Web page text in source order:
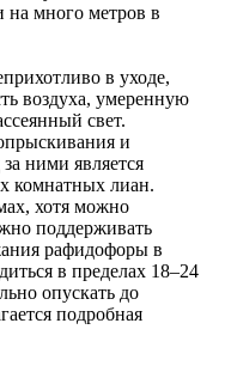
на много метров в
в уходе,
воздуха, умеренную
свет.
и
ними является
комнатных лиан.
хотя можно
поддерживать
рафидофоры в
в пределах 18–24
опускать до
подробная